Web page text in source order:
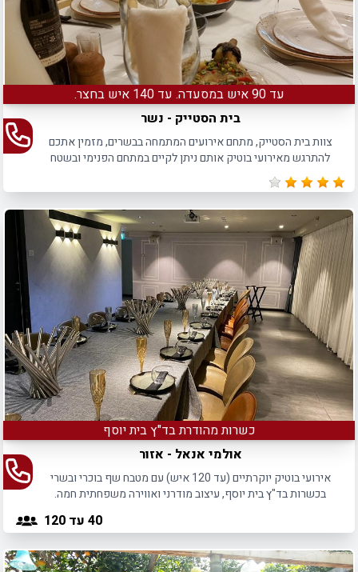
עד 90 איש במסעדה. עד 140 איש בחצר.
בית הסטייק - נשר
צוות בית הסטייק, מתחם אירועים המתמחה בבשרים, מזמין אתכם
להתרגש מאירועי בוטיק אותם ניתן לקיים במתחם הפנימי ובשטח
הגן המטופח הממוקם בכניסה למתחם האירועים.
כשרות מהודרת בד"ץ בית יוסף
אולמי אנאל - אזור
אירועי בוטיק יוקרתיים (עד 120 איש) עם מטבח שף בוכרי ובשרי
בכשרות בד"ץ בית יוסף, עיצוב מודרני ואווירה משפחתית חמה.
40 עד 120